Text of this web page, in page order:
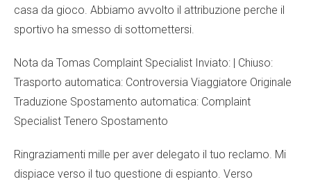
casa da gioco. Abbiamo avvolto il attribuzione perche il
sportivo ha smesso di sottomettersi.
Nota da Tomas Complaint Specialist Inviato: | Chiuso:
Trasporto automatica: Controversia Viaggiatore Originale
Traduzione Spostamento automatica: Complaint
Specialist Tenero Spostamento
Ringraziamenti mille per aver delegato il tuo reclamo. Mi
dispiace verso il tuo questione di espianto. Verso